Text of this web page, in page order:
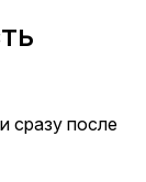
сразу после